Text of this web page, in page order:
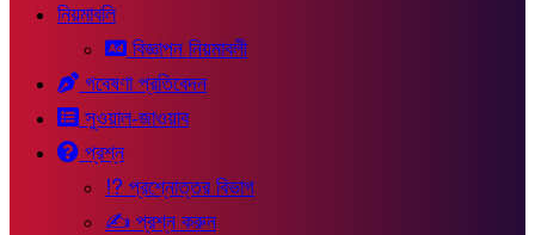
নিয়মাবলি
বিজ্ঞাপন নিয়মাবলী
গবেষণা প্রতিবেদন
সুওয়াল-জাওয়াব
প্রশ্ন
⁉ প্রশ্নোত্তর বিভাগ
✍ প্রশ্ন করুন